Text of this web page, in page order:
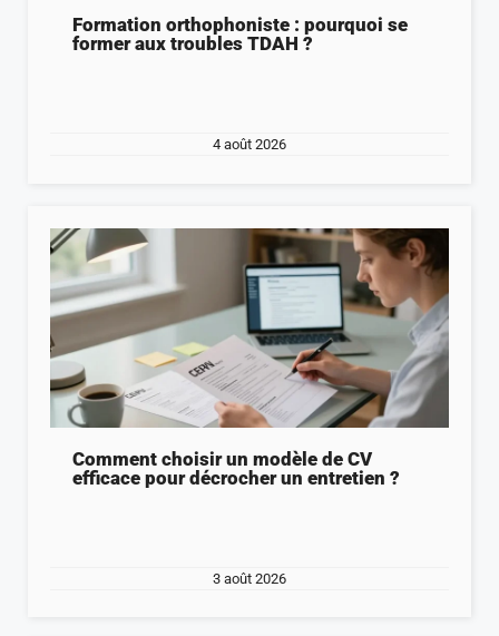
Formation orthophoniste : pourquoi se
former aux troubles TDAH ?
4 août 2026
Comment choisir un modèle de CV
efficace pour décrocher un entretien ?
3 août 2026